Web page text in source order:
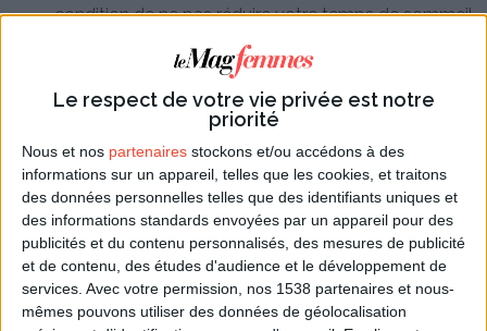
Le respect de votre vie privée est notre
priorité
Nous et nos partenaires stockons et/ou accédons à des
informations sur un appareil, telles que les cookies, et traitons
des données personnelles telles que des identifiants uniques et
des informations standards envoyées par un appareil pour des
publicités et du contenu personnalisés, des mesures de publicité
et de contenu, des études d'audience et le développement de
services. Avec votre permission, nos 1538 partenaires et nous-
mêmes pouvons utiliser des données de géolocalisation
condition de ne pas réduire votre temps de sommeil.
Méfiez-vous des routines liées à un horaire, comme
par exemple le fait de visionner un film le soir à la
télévision : dans un premier temps, si vous n'avez
pas encore pris l'habitude de vous lever plus tard et
que votre heure de réveil est encore calée à l'heure
d'été, essayez d'en tenir compte.